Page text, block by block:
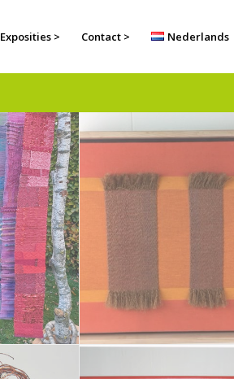
Exposities > Contact > Nederlands